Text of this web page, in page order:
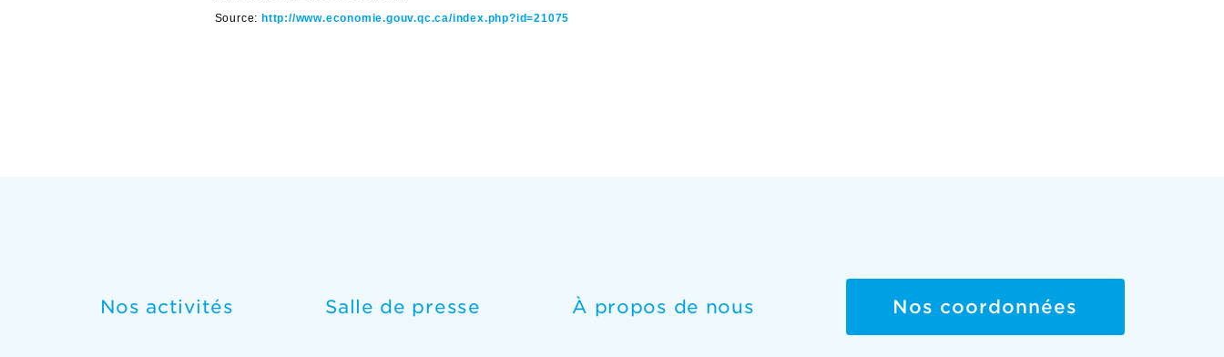
Source: http://www.economie.gouv.qc.ca/index.php?id=21075
Nos activités Salle de presse À propos de nous Nos coordonnées